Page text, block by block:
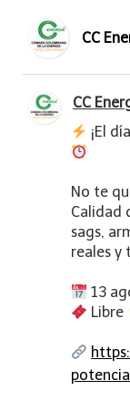
CC
CC
¡El
No te
Calidad
sags,
reales y
13
Libre